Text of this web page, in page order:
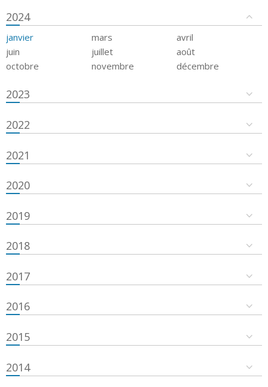
2024
janvier mars
avril
juin
juillet
août
octobre
novembre décembre
2023
2022
2021
2020
2019
2018
2017
2016
2015
2014